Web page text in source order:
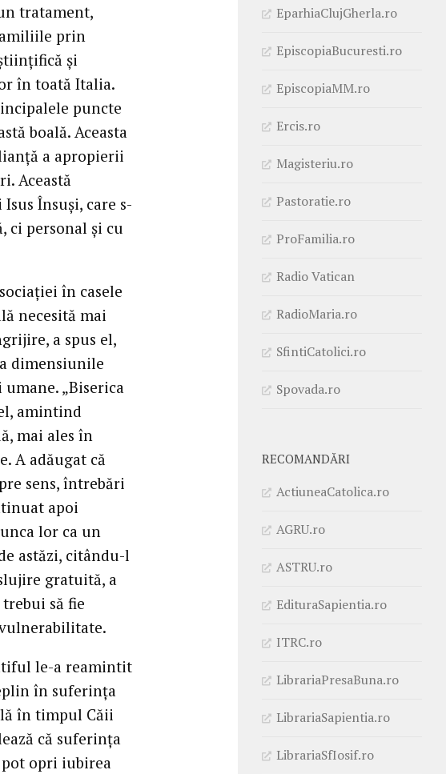
tratament,
prin
și
în toată Italia.
puncte
boală. Aceasta
a apropierii
Această
Însuși, care s-
ci personal și cu
în casele
necesită mai
a spus el,
dimensiunile
„Biserica
amintind
mai ales în
A adăugat că
sens, întrebări
apoi
lor ca un
astăzi, citându-l
gratuită, a
să fie
le-a reamintit
în suferința
în timpul Căii
că suferința
opri iubirea
EparhiaClujGherla.ro
EpiscopiaBucuresti.ro
EpiscopiaMM.ro
Ercis.ro
Magisteriu.ro
Pastoratie.ro
ProFamilia.ro
Radio Vatican
RadioMaria.ro
SfintiCatolici.ro
Spovada.ro
RECOMANDĂRI
ActiuneaCatolica.ro
AGRU.ro
ASTRU.ro
EdituraSapientia.ro
ITRC.ro
LibrariaPresaBuna.ro
LibrariaSapientia.ro
LibrariaSfIosif.ro